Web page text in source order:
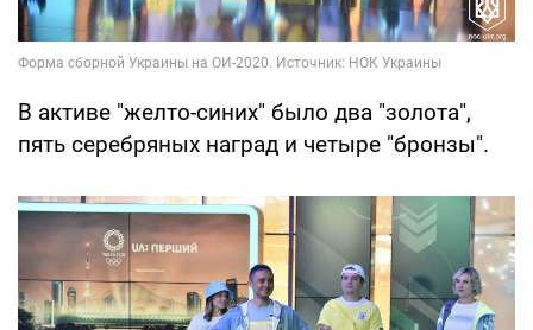
В активе "желто-синих" было два "золота",
пять серебряных наград и четыре "бронзы".